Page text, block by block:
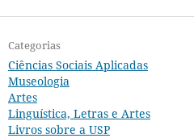
Categorias
Ciências Sociais Aplicadas
Museologia
Artes
Linguística, Letras e Artes
Livros sobre a USP